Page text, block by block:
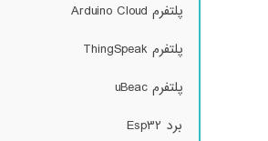
پلتفرم Arduino Cloud
پلتفرم ThingSpeak
پلتفرم uBeac
برد Esp32